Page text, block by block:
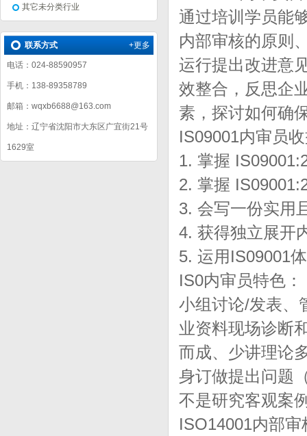
其它未分类行业
+更多
联系方式
电话：024-88590957
手机：138-89358789
邮箱：wqxb6688@163.com
地址：辽宁省沈阳市大东区广宜街21号
1629室
通过培训学员能
内部审核的原则
运行提出改进意
效整合，反思企
素，探讨如何确
IS09001内审员
1. 掌握
2. 掌握
3. 会写一份实用
4. 获得独立展开
5. 运用IS09001
IS0内审员特色：
小组讨论/发表、
业资料现场诊断
而成、少讲理论
身订做提出问题
不是研究客观案
ISO14001内部审